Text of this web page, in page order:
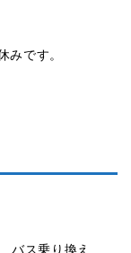
みです。
ス乗り換え